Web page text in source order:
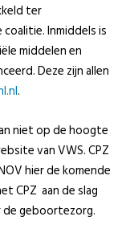
ter
Inmiddels is
middelen en
Deze zijn allen
.
niet op de hoogte
van VWS. CPZ
hier de komende
CPZ aan de slag
geboortezorg.